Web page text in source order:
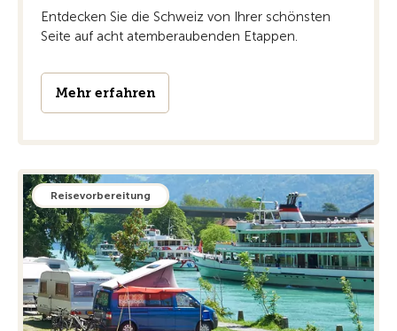
Entdecken Sie die Schweiz von Ihrer schönsten
Seite auf acht atemberaubenden Etappen.
Mehr erfahren
Reisevorbereitung